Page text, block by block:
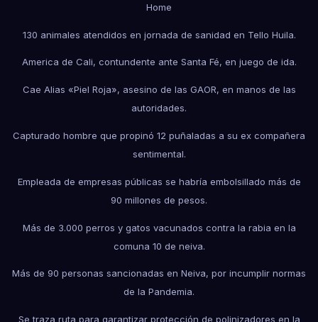
Home
130 animales atendidos en jornada de sanidad en Tello Huila.
America de Cali, contundente ante Santa Fé, en juego de ida.
Cae Alias «Piel Roja», asesino de las GAOR, en manos de las
autoridades.
Capturado hombre que propinó 12 puñaladas a su ex compañera
sentimental.
Empleada de empresas públicas se habría embolsillado más de
90 millones de pesos.
Más de 3.000 perros y gatos vacunados contra la rabia en la
comuna 10 de neiva.
Más de 90 personas sancionadas en Neiva, por incumplir normas
de la Pandemia.
Se traza ruta para garantizar protección de polinizadores en la